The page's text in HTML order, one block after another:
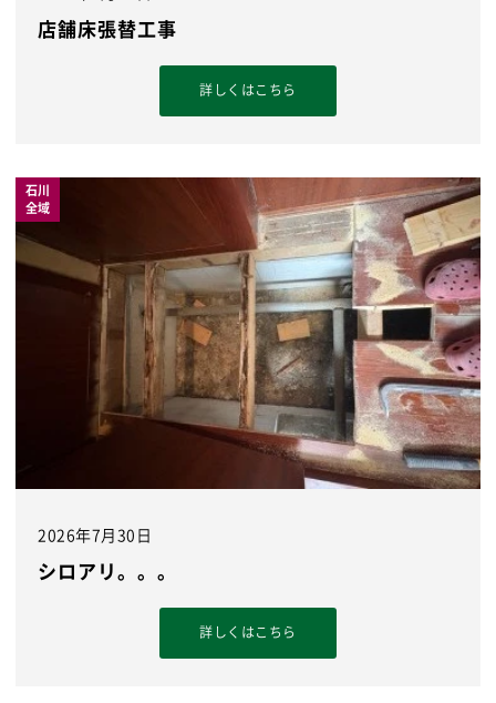
店舗床張替工事
詳しくはこちら
石川
全域
2026年7月30日
シロアリ。。。
詳しくはこちら